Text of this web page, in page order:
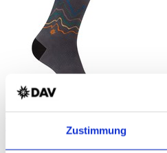
Zustimmung
Polyester - grau - schnelltrocknend